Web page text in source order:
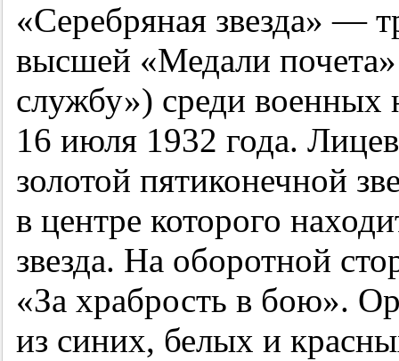
«Серебряная звезда» —
высшей «Медали
службу») среди
16 июля 1932 года.
золотой пятиконечной
в центре которого
звезда. На оборотной
«За храбрость в бою».
из синих, белых и